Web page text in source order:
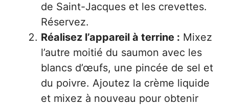
de Saint-Jacques et les crevettes.
Réservez.
Réalisez l’appareil à terrine : Mixez
l’autre moitié du saumon avec les
blancs d’œufs, une pincée de sel et
du poivre. Ajoutez la crème liquide
et mixez à nouveau pour obtenir